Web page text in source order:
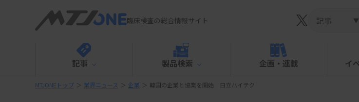
臨床検査の総合情報サイト ▼
記事 製品検索 企画・連載 イ
MTJONEトップ ＞ 業界ニュース ＞ 企業 ＞ 韓国の企業と協業を開始 日立ハイテク